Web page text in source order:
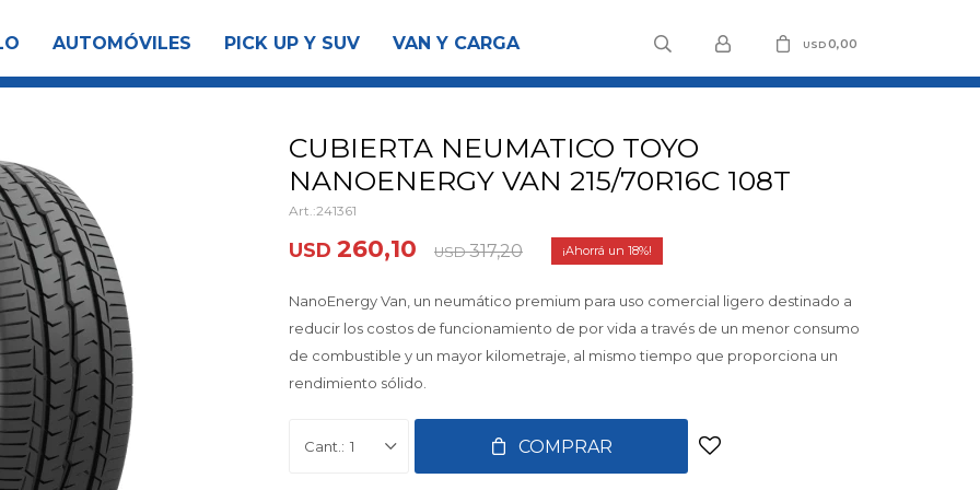
AUTOMÓVILES PICK UP Y SUV VAN Y CARGA USD0,00
CUBIERTA NEUMATICO TOYO
NANOENERGY VAN 215/70R16C 108T
241361
USD 260,10 USD 317,20 18
NanoEnergy Van, un neumático premium para uso comercial ligero destinado a
reducir los costos de funcionamiento de por vida a través de un menor consumo
de combustible y un mayor kilometraje, al mismo tiempo que proporciona un
rendimiento sólido.
1 COMPRAR